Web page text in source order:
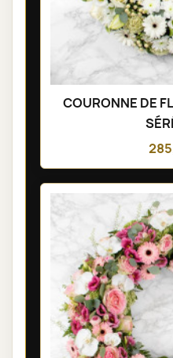
COURONNE DE